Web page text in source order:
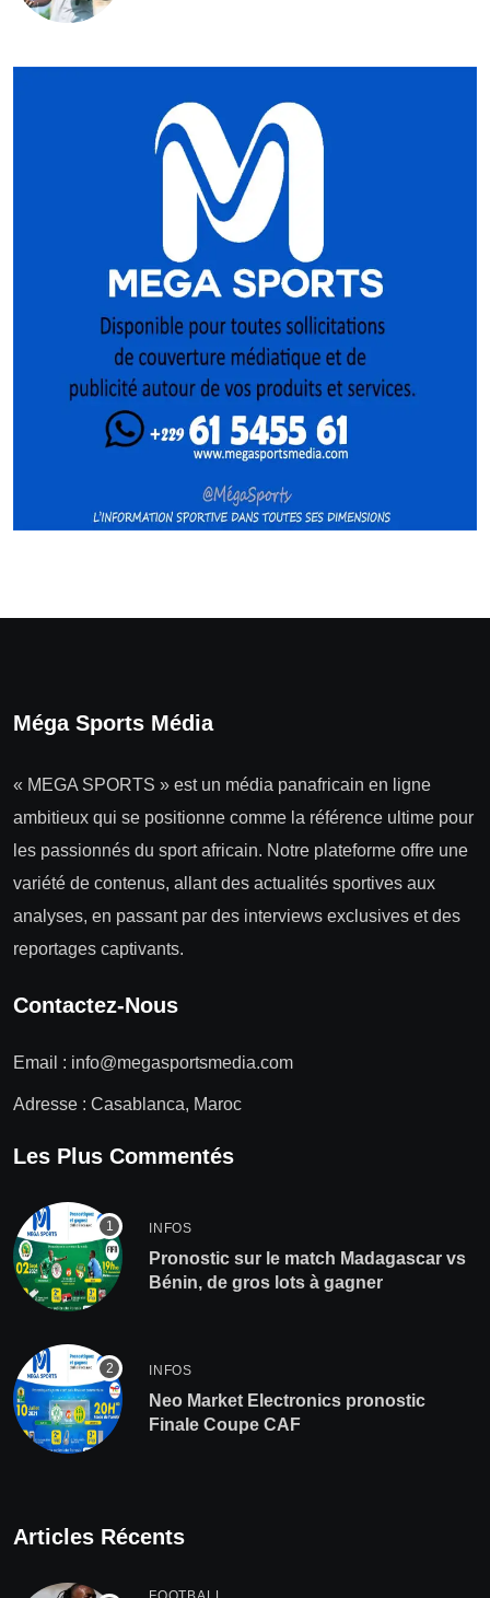
Méga Sports Média
« MEGA SPORTS » est un média panafricain en ligne
ambitieux qui se positionne comme la référence ultime pour
les passionnés du sport africain. Notre plateforme offre une
variété de contenus, allant des actualités sportives aux
analyses, en passant par des interviews exclusives et des
reportages captivants.
Contactez-Nous
Email : info@megasportsmedia.com
Adresse : Casablanca, Maroc
Les Plus Commentés
INFOS
Pronostic sur le match Madagascar vs
Bénin, de gros lots à gagner
INFOS
Neo Market Electronics pronostic
Finale Coupe CAF
Articles Récents